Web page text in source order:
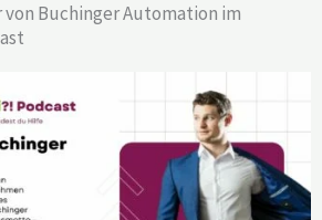
Buchinger Automation im